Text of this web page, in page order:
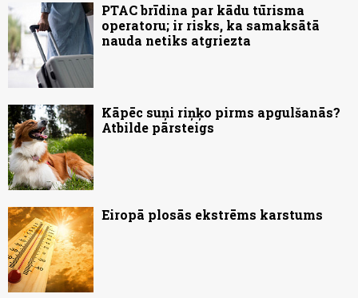
PTAC brīdina par kādu tūrisma
operatoru; ir risks, ka samaksātā
nauda netiks atgriezta
Kāpēc suņi riņķo pirms apgulšanās?
Atbilde pārsteigs
Eiropā plosās ekstrēms karstums